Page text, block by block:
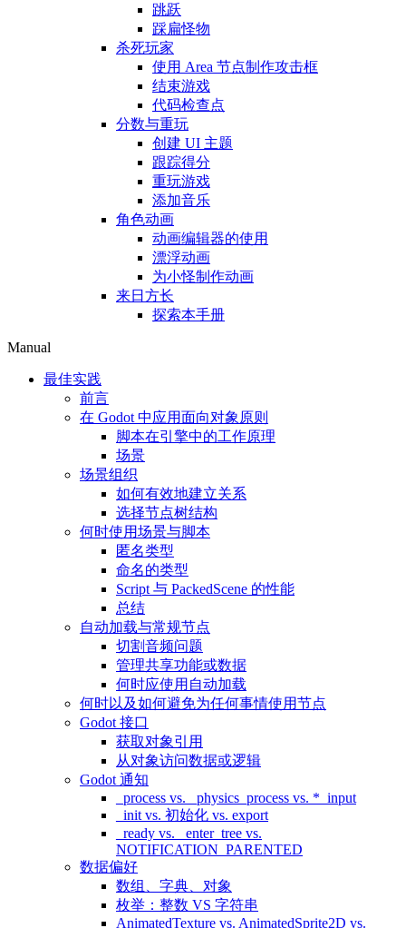
跳跃
踩扁怪物
杀死玩家
使用 Area 节点制作攻击框
结束游戏
代码检查点
分数与重玩
创建 UI 主题
跟踪得分
重玩游戏
添加音乐
角色动画
动画编辑器的使用
漂浮动画
为小怪制作动画
来日方长
探索本手册
Manual
最佳实践
前言
在 Godot 中应用面向对象原则
脚本在引擎中的工作原理
场景
场景组织
如何有效地建立关系
选择节点树结构
何时使用场景与脚本
匿名类型
命名的类型
Script 与 PackedScene 的性能
总结
自动加载与常规节点
切割音频问题
管理共享功能或数据
何时应使用自动加载
何时以及如何避免为任何事情使用节点
Godot 接口
获取对象引用
从对象访问数据或逻辑
Godot 通知
_process vs. _physics_process vs. *_input
_init vs. 初始化 vs. export
_ready vs. _enter_tree vs.
NOTIFICATION_PARENTED
数据偏好
数组、字典、对象
枚举：整数 VS 字符串
AnimatedTexture vs. AnimatedSprite2D vs.